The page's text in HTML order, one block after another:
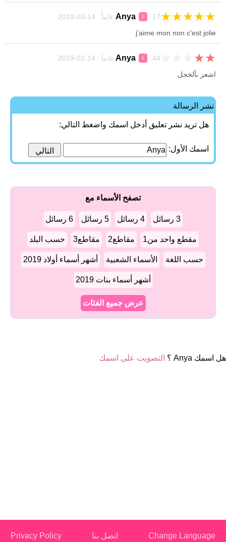
Anya ♀ 17 عاماً 14-03-2018 ★
★
★
★
★
j'aime mon non c'est jolie
Anya ♀ 44 عاماً 14-02-2019 ★
★
اشعر بألخجل
نشر الرسالة
هل تريد نشر تعليق أدخل اسمك واضغط التالي:
اسمك الأول:
تصفح الأسماء مع
3 رسائل 4 رسائل 5 رسائل 6 رسائل
مقطع واحد من1 مقاطع2 مقاطع3 حسب البلد
حسب اللغة الأسماء الشعبية أشهر أسماء أولاد 2019
أشهر أسماء بنات 2019
عرض جميع الفئات
هل اسمك Anya ؟ التصويت على اسمك
Change Language اتصل بنا Privacy Policy